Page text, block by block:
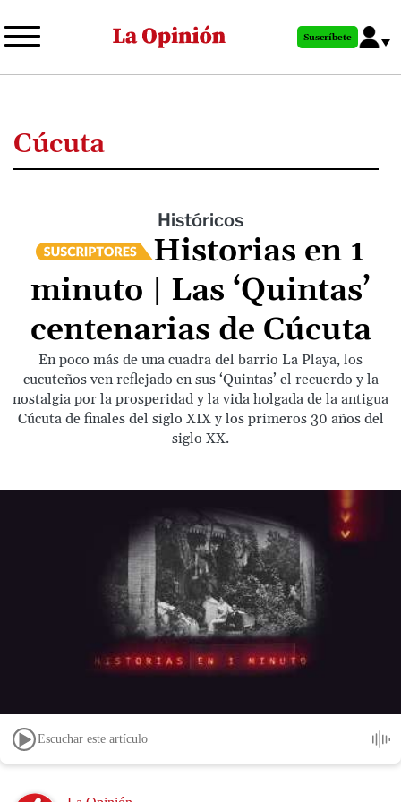
al
principal
Suscríbete
Cúcuta
Históricos
Historias en 1
minuto | Las ‘Quintas’
centenarias de Cúcuta
En poco más de una cuadra del barrio La Playa, los
cucuteños ven reflejado en sus ‘Quintas’ el recuerdo y la
nostalgia por la prosperidad y la vida holgada de la antigua
Cúcuta de finales del siglo XIX y los primeros 30 años del
siglo XX.
Escuchar este artículo